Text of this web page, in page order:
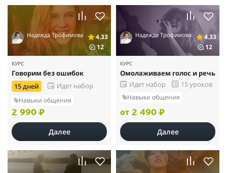
Надежда Трофимова
4.33
12
КУРС
Говорим без ошибок
15 дней
Идет набор
Навыки общения
2 990 ₽
Далее
Надежда Трофимова
4.33
12
КУРС
Омолаживаем голос и речь
Идет набор
15 уроков
Навыки общения
от 2 490 ₽
Далее